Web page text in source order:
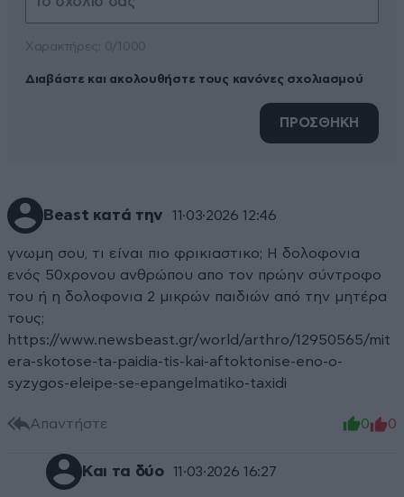
Διαβάστε και ακολουθήστε τους κανόνες σχολιασμού
ΠΡΟΣΘΗΚΗ
Beast κατά την 11·03·2026 12:46
γνωμη σου, τι είναι πιο φρικιαστικο; Η δολοφονια
ενός 50χρονου ανθρώπου απο τον πρώην σύντροφο
του ή η δολοφονια 2 μικρών παιδιών από την μητέρα
τους;
https://www.newsbeast.gr/world/arthro/12950565/mit
era-skotose-ta-paidia-tis-kai-aftoktonise-eno-o-
syzygos-eleipe-se-epangelmatiko-taxidi
Απαντήστε 0 0
Και τα δύο 11·03·2026 16:27